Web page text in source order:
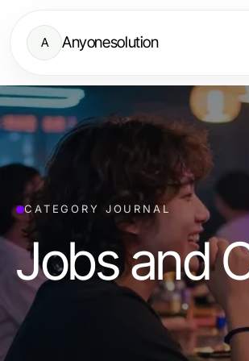
A Anyonesolution
CATEGORY JOURNAL
Jobs and